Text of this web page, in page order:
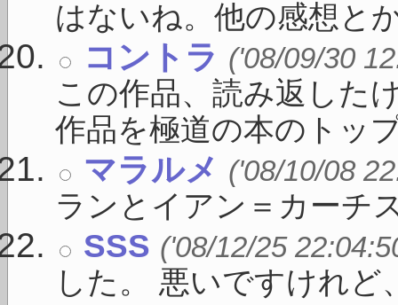
はないね。他の感想と
コントラ ('08/09/30
この作品、読み返した
作品を極道の本のトッ
マラルメ ('08/10/08
ランとイアン＝カーチ
SSS ('08/12/25
した。 悪いですけれ